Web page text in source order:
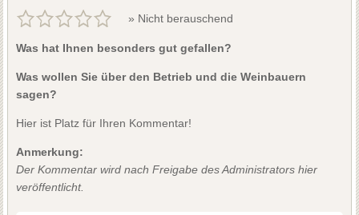
» Nicht berauschend
Was hat Ihnen besonders gut gefallen?
Was wollen Sie über den Betrieb und die Weinbauern
sagen?
Hier ist Platz für Ihren Kommentar!
Anmerkung:
Der Kommentar wird nach Freigabe des Administrators hier
veröffentlicht.